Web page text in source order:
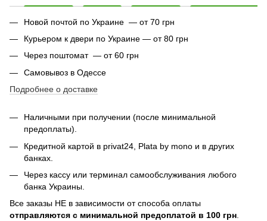
Новой почтой по Украине — от 70 грн
Курьером к двери по Украине — от 80 грн
Через поштомат — от 60 грн
Самовывоз в Одессе
Подробнее о доставке
Наличными при получении (после минимальной
предоплаты).
Кредитной картой в privat24, Plata by mono и в других
банках
Через кассу или терминал самообслуживания любого
банка Украины.
Все заказы НЕ в зависимости от способа оплаты
отправляются с минимальной предоплатой в 100 грн.